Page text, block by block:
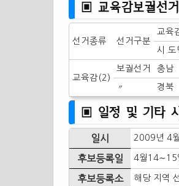
▣ 교육감보궐선
선거종류 선거구분
교육
시.도
교육감(2)
보궐선거 충남
〃 경북
▣ 일정 및 기타
일시 2009년 4
후보등록일 4월14∼15
후보등록소 해당 지역